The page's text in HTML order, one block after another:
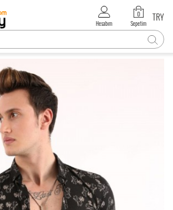
Hesabım
0
Sepetim
TRY